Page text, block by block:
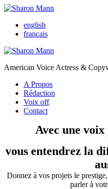
english
français
American Voice Actress &
A Propos
Rédaction
Voix off
Contact
Avec une
vous entendrez la
Donnez à vos projets le
parler à